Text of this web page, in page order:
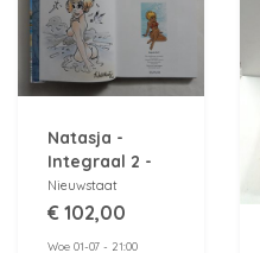
Natasja -
Integraal 2 -
Met originele
tekening -
Nieuwstaat
€ 102,00
Woe 01-07 - 21:00